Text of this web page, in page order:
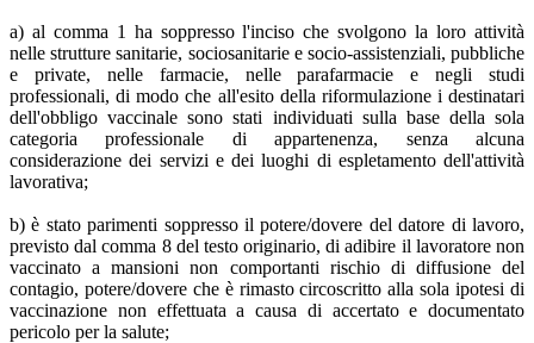
a) al comma 1 ha soppresso l'inciso che svolgono la loro attività
nelle strutture sanitarie, sociosanitarie e socio-assistenziali, pubbliche
e private, nelle farmacie, nelle parafarmacie e negli studi
professionali, di modo che all'esito della riformulazione i destinatari
dell'obbligo vaccinale sono stati individuati sulla base della sola
categoria professionale di appartenenza, senza alcuna
considerazione dei servizi e dei luoghi di espletamento dell'attività
lavorativa;
b) è stato parimenti soppresso il potere/dovere del datore di lavoro,
previsto dal comma 8 del testo originario, di adibire il lavoratore non
vaccinato a mansioni non comportanti rischio di diffusione del
contagio, potere/dovere che è rimasto circoscritto alla sola ipotesi di
vaccinazione non effettuata a causa di accertato e documentato
pericolo per la salute;